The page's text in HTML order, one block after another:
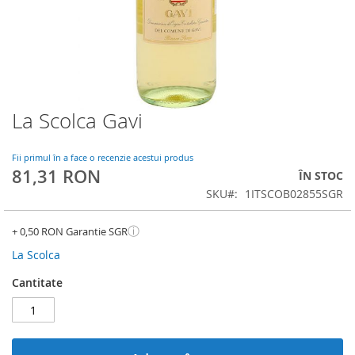
La Scolca Gavi
Fii primul în a face o recenzie acestui produs
81,31 RON
ÎN STOC
SKU
1ITSCOB02855SGR
+ 0,50 RON Garantie SGRⓘ
La Scolca
Cantitate
Skip
to
beginning
of
images
gallery